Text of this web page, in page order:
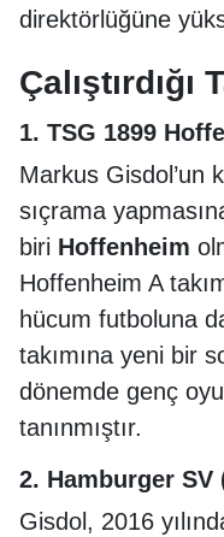
direktörlüğüne
Çalıştırdığı
1. TSG 1899
Markus Gisdol’un
sıçrama
biri Hoffenheim
Hoffenheim A
hücum futboluna
takımına yeni bir
dönemde genç
tanınmıştır.
2. Hamburger SV
Gisdol, 2016